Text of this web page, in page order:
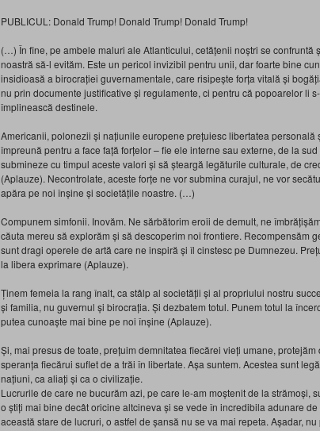
PUBLICUL: Donald Trump! Donald Trump! Donald Trump!
(…) În fine, pe ambele maluri ale Atlanticului, cetățenii noștri se confruntă
noastră să-l evităm. Este un pericol invizibil pentru unii, dar foarte bine
insidioasă a birocrației guvernamentale, care risipește forța vitală și
nu prin documente justificative și regulamente, ci pentru că popoarelor li
împlinească destinele.
Americanii, polonezii și națiunile europene prețuiesc libertatea personală
împreună pentru a face față forțelor – fie ele interne sau externe, de la
submineze cu timpul aceste valori și să șteargă legăturile culturale, de
(Aplauze). Necontrolate, aceste forțe ne vor submina curajul, ne vor
apăra pe noi înșine și societățile noastre. (…)
Compunem simfonii. Inovăm. Ne sărbătorim eroii de demult, ne
căuta mereu să explorăm și să descoperim noi frontiere. Recompensăm
sunt dragi operele de artă care ne inspiră și îl cinstesc pe Dumnezeu.
la libera exprimare (Aplauze).
Ținem femeia la rang înalt, ca stâlp al societății și al propriului nostru
și familia, nu guvernul și birocrația. Și dezbatem totul. Punem totul la
putea cunoaște mai bine pe noi înșine (Aplauze).
Și, mai presus de toate, prețuim demnitatea fiecărei vieți umane,
speranța fiecărui suflet de a trăi în libertate. Așa suntem. Acestea sunt
națiuni, ca aliați și ca o civilizație.
Lucrurile de care ne bucurăm azi, pe care le-am moștenit de la strămoși,
o știți mai bine decât oricine altcineva și se vede în incredibila adunare
această stare de lucruri, o astfel de șansă nu se va mai repeta. Așadar,